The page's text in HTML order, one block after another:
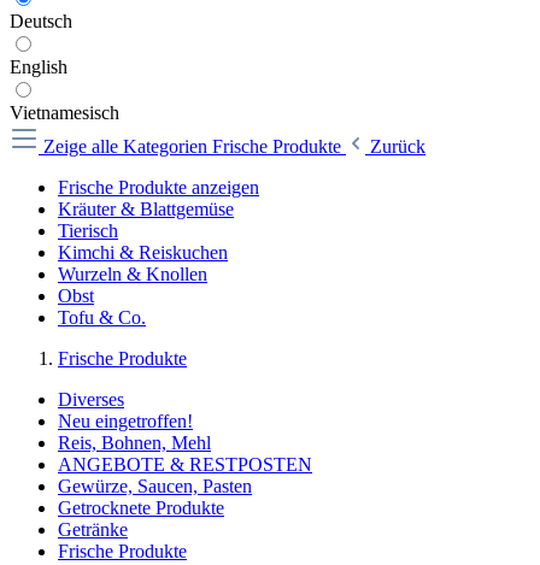
Deutsch
English
Vietnamesisch
Zeige alle Kategorien Frische Produkte
Zurück
Frische Produkte anzeigen
Kräuter & Blattgemüse
Tierisch
Kimchi & Reiskuchen
Wurzeln & Knollen
Obst
Tofu & Co.
Frische Produkte
Diverses
Neu eingetroffen!
Reis, Bohnen, Mehl
ANGEBOTE & RESTPOSTEN
Gewürze, Saucen, Pasten
Getrocknete Produkte
Getränke
Frische Produkte